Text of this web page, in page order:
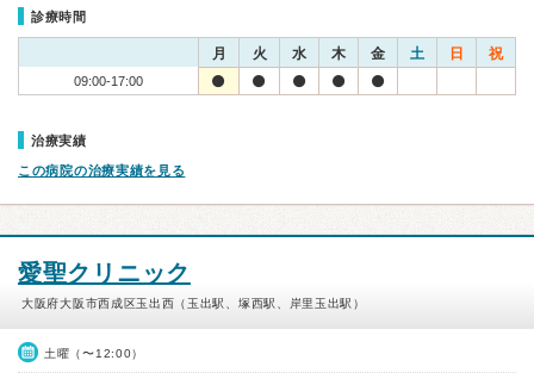
診療時間
月 火 水 木 金 土 日 祝
09:00-17:00
治療実績
この病院の治療実績を見る
愛聖クリニック
大阪府大阪市西成区玉出西（玉出駅、塚西駅、岸里玉出駅）
土曜（〜12:00）